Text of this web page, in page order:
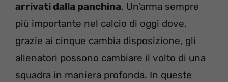
arrivati dalla panchina. Un’arma sempre
più importante nel calcio di oggi dove,
grazie ai cinque cambia disposizione, gli
allenatori possono cambiare il volto di una
squadra in maniera profonda. In queste